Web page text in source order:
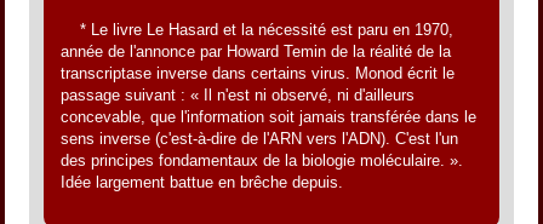
* Le livre Le Hasard et la nécessité est paru en 1970,
année de l'annonce par Howard Temin de la réalité de la
transcriptase inverse dans certains virus. Monod écrit le
passage suivant : « Il n'est ni observé, ni d'ailleurs
concevable, que l'information soit jamais transférée dans le
sens inverse (c'est-à-dire de l'ARN vers l'ADN). C'est l'un
des principes fondamentaux de la biologie moléculaire. ».
Idée largement battue en brêche depuis.